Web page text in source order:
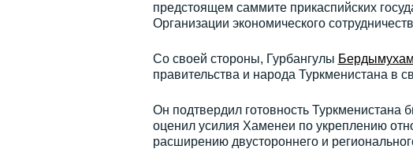
предстоящем саммите прикаспийских
Организации экономического
Со своей стороны, Гурбангулы
правительства и народа Туркменистана в
Он подтвердил готовность
оценил усилия Хаменеи по укреплению
расширению двустороннего и